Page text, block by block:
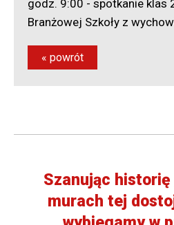
Rekrutacja
Elektroniczny
nabór
godz. 9:00 - spotkanie klas
Branżowej Szkoły z
« powrót
Szanując
murach tej